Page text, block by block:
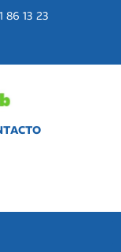
86 13 23